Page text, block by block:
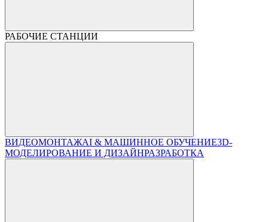
РАБОЧИЕ СТАНЦИИ
ВИДЕОМОНТАЖAI & МАШИННОЕ ОБУЧЕНИЕ3D-
МОДЕЛИРОВАНИЕ И ДИЗАЙНРАЗРАБОТКА